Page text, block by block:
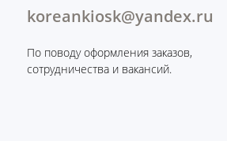
koreankiosk@yandex.ru
По поводу оформления заказов,
сотрудничества и вакансий.